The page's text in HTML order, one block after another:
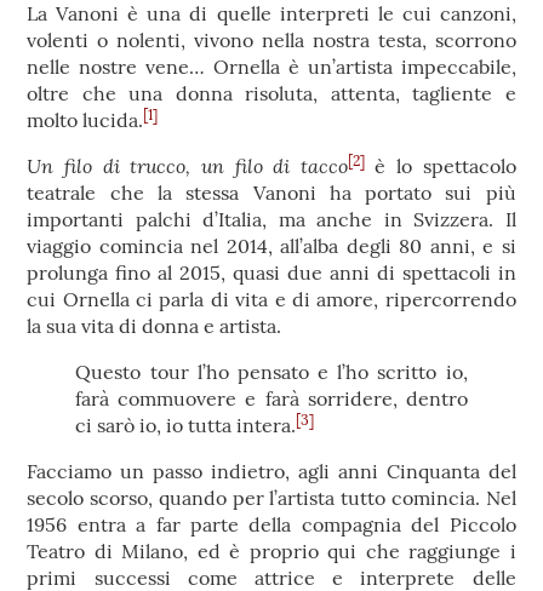
La Vanoni è una di quelle interpreti le cui canzoni,
volenti o nolenti, vivono nella nostra testa, scorrono
nelle nostre vene… Ornella è un’artista impeccabile,
oltre che una donna risoluta, attenta, tagliente e
molto lucida.[1]
Un filo di trucco, un filo di tacco[2]è lo spettacolo
teatrale che la stessa Vanoni ha portato sui più
importanti palchi d’Italia, ma anche in Svizzera. Il
viaggio comincia nel 2014, all’alba degli 80 anni, e si
prolunga fino al 2015, quasi due anni di spettacoli in
cui Ornella ci parla di vita e di amore, ripercorrendo
la sua vita di donna e artista.
Questo tour l’ho pensato e l’ho scritto io,
farà commuovere e farà sorridere, dentro
ci sarò io, io tutta intera.[3]
Facciamo un passo indietro, agli anni Cinquanta del
secolo scorso, quando per l’artista tutto comincia. Nel
1956 entra a far parte della compagnia del Piccolo
Teatro di Milano, ed è proprio qui che raggiunge i
primi successi come attrice e interprete delle